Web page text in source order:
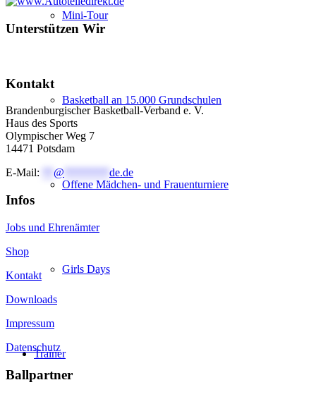
Mini-Tour
Basketball an 15.000 Grundschulen
Offene Mädchen- und Frauenturniere
Girls Days
Trainer
Unterstützen Wir
Kontakt
Brandenburgischer Basketball-Verband e. V.
Haus des Sports
Olympischer Weg 7
14471 Potsdam
E-Mail:
@ de.de
Infos
Jobs und Ehrenämter
Shop
Kontakt
Downloads
Impressum
Datenschutz
Ballpartner